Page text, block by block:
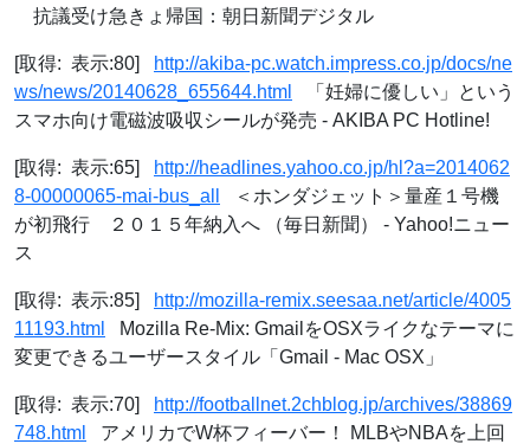
抗議受け急きょ帰国：朝日新聞デジタル
[取得: 表示:80]
http://akiba-pc.watch.impress.co.jp/docs/ne
ws/news/20140628_655644.html
「妊婦に優しい」という
スマホ向け電磁波吸収シールが発売 - AKIBA PC Hotline!
[取得: 表示:65]
http://headlines.yahoo.co.jp/hl?a=2014062
8-00000065-mai-bus_all
＜ホンダジェット＞量産１号機
が初飛行 ２０１５年納入へ （毎日新聞） - Yahoo!ニュー
ス
[取得: 表示:85]
http://mozilla-remix.seesaa.net/article/4005
11193.html
Mozilla Re-Mix: GmailをOSXライクなテーマに
変更できるユーザースタイル「Gmail - Mac OSX」
[取得: 表示:70]
http://footballnet.2chblog.jp/archives/38869
748.html
アメリカでW杯フィーバー！ MLBやNBAを上回